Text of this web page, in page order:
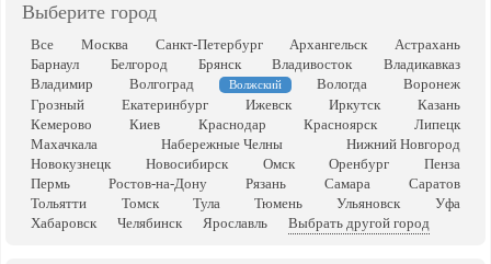
Выберите город
Все Москва Санкт-Петербург Архангельск
Астрахань
Барнаул
Белгород Брянск Владивосток
Владикавказ
Владимир
Волгоград Волжский Вологда
Воронеж
Грозный
Екатеринбург Ижевск Иркутск
Казань
Кемерово
Киев Краснодар Красноярск
Липецк
Махачкала
Набережные Челны
Нижний Новгород
Новокузнецк
Новосибирск Омск Оренбург
Пенза
Пермь
Ростов-на-Дону Рязань Самара
Саратов
Тольятти
Томск Тула Тюмень Ульяновск
Уфа
Хабаровск
Челябинск Ярославль Выбрать другой город